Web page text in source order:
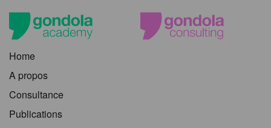
Home
A propos
Consultance
Publications